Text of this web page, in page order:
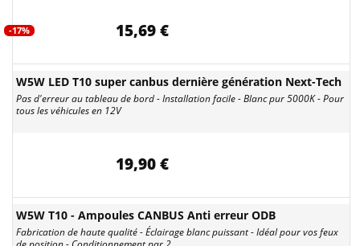
-17% 15,69 €
W5W LED T10 super canbus dernière génération Next-Tech
Pas d'erreur au tableau de bord - Installation facile - Blanc pur 5000K - Pour
tous les véhicules en 12V
19,90 €
W5W T10 - Ampoules CANBUS Anti erreur ODB
Fabrication de haute qualité - Éclairage blanc puissant - Idéal pour vos feux